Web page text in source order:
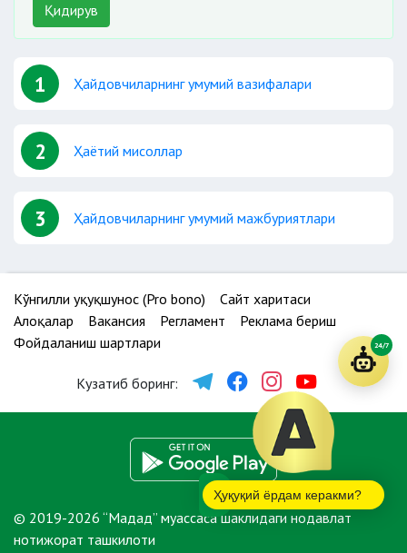
Қидирув
1 Ҳайдовчиларнинг умумий вазифалари
2 Ҳаётий мисоллар
3 Ҳайдовчиларнинг умумий мажбуриятлари
Кўнгилли ҳуқуқшунос (Pro bono)
Сайт харитаси
Алоқалар
Вакансия Регламент
Реклама бериш
Фойдаланиш шартлари
Кузатиб боринг:
© 2019-2026 “Мадад” муассаса шаклидаги нодавлат
нотижорат ташкилоти
Ҳуқуқий ёрдам керакми?
24/7